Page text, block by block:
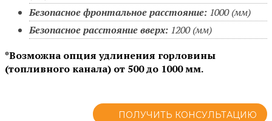
Безопасное фронтальное расстояние: 1000 (мм)
Безопасное расстояние вверх: 1200 (мм)
*Возможна опция удлинения горловины
(топливного канала) от 500 до 1000 мм.
ПОЛУЧИТЬ КОНСУЛЬТАЦИЮ